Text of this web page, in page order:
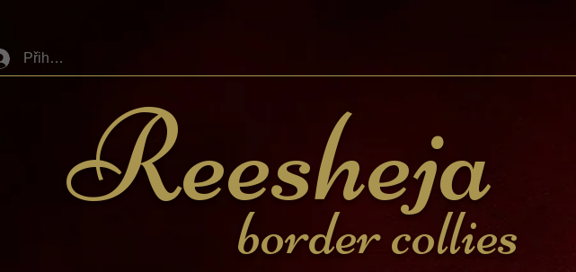
Přihlásit se
Reesheja
border collies